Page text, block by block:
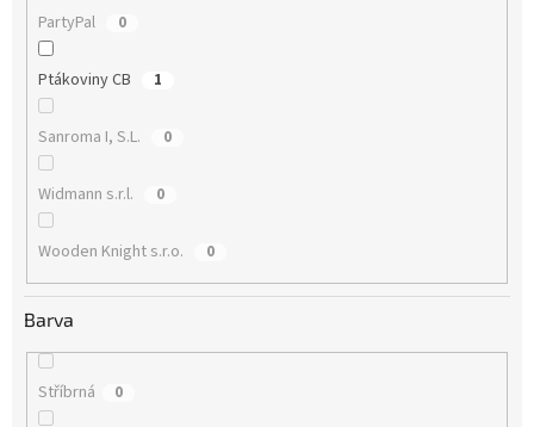
PartyPal 0
Ptákoviny CB 1
Sanroma I, S.L. 0
Widmann s.r.l. 0
Wooden Knight s.r.o. 0
Barva
Stříbrná 0